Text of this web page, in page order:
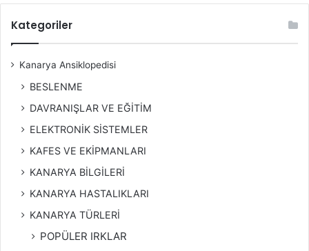
Kategoriler
Kanarya Ansiklopedisi
BESLENME
DAVRANIŞLAR VE EĞİTİM
ELEKTRONİK SİSTEMLER
KAFES VE EKİPMANLARI
KANARYA BİLGİLERİ
KANARYA HASTALIKLARI
KANARYA TÜRLERİ
POPÜLER IRKLAR